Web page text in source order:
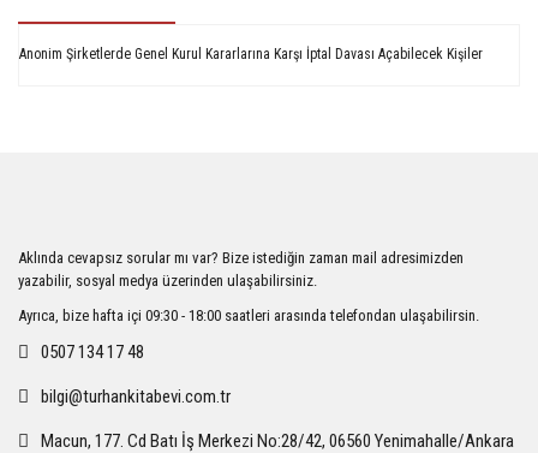
Anonim Şirketlerde Genel Kurul Kararlarına Karşı İptal Davası Açabilecek Kişiler
Ürün açıklamasında eksik bilgiler bulunuyor.
Ürün bilgilerinde hatalar bulunuyor.
Ürün fiyatı diğer sitelerden daha pahalı.
Aklında cevapsız sorular mı var? Bize istediğin zaman mail adresimizden
yazabilir, sosyal medya üzerinden ulaşabilirsiniz.
Ayrıca, bize hafta içi 09:30 - 18:00 saatleri arasında telefondan ulaşabilirsin.
0507 134 17 48
bilgi@turhankitabevi.com.tr
Macun, 177. Cd Batı İş Merkezi No:28/42, 06560 Yenimahalle/Ankara